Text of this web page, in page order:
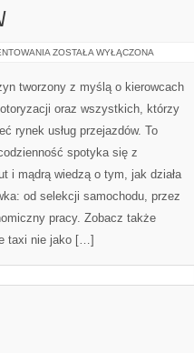
PORADNIKI
ZOSTAŁA WYŁĄCZONA
tworzony z myślą o kierowcach
oraz wszystkich, którzy
rynek usług przejazdów. To
spotyka się z
i mądrą wiedzą o tym, jak działa
od selekcji samochodu, przez
pracy. Zobacz także
taxi nie jako […]